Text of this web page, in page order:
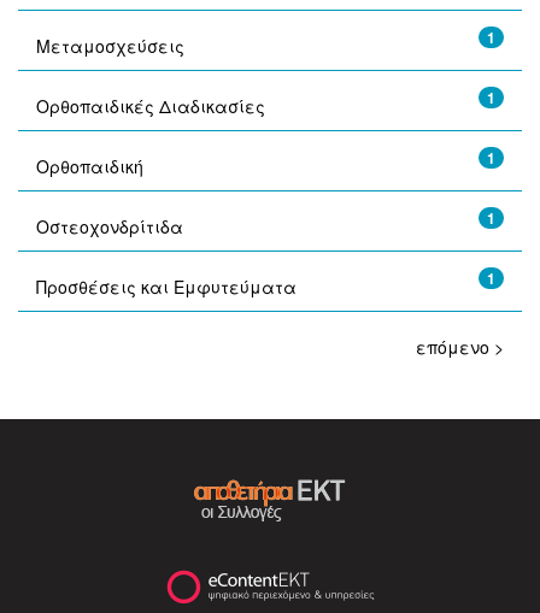
1
Μεταμοσχεύσεις
1
Ορθοπαιδικές Διαδικασίες
1
Ορθοπαιδική
1
Οστεοχονδρίτιδα
1
Προσθέσεις και Εμφυτεύματα
επόμενο >